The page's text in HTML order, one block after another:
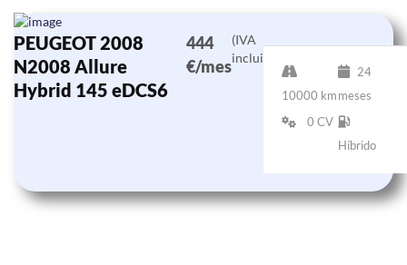
PEUGEOT 2008
N2008 Allure
Hybrid 145 eDCS6
444
€/mes
(IVA
incluido)
10000 km
24
meses
0 CV
Híbrido